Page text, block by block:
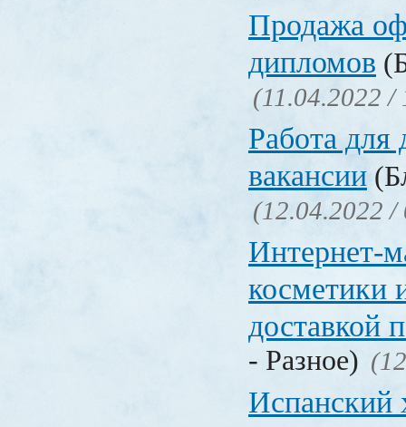
Продажа
дипломов
(11.04.2022 /
Работа для
вакансии
(12.04.2022 /
Интернет-
косметики
доставкой
- Разное)
Испанский